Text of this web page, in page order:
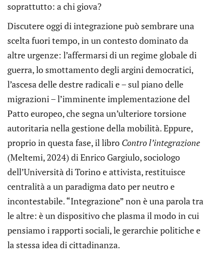
soprattutto: a chi giova?
Discutere oggi di integrazione può sembrare una
scelta fuori tempo, in un contesto dominato da
altre urgenze: l’affermarsi di un regime globale di
guerra, lo smottamento degli argini democratici,
l’ascesa delle destre radicali e – sul piano delle
migrazioni – l’imminente implementazione del
Patto europeo, che segna un’ulteriore torsione
autoritaria nella gestione della mobilità. Eppure,
proprio in questa fase, il libro Contro l’integrazione
(Meltemi, 2024) di Enrico Gargiulo, sociologo
dell’Università di Torino e attivista, restituisce
centralità a un paradigma dato per neutro e
incontestabile. “Integrazione” non è una parola tra
le altre: è un dispositivo che plasma il modo in cui
pensiamo i rapporti sociali, le gerarchie politiche e
la stessa idea di cittadinanza.